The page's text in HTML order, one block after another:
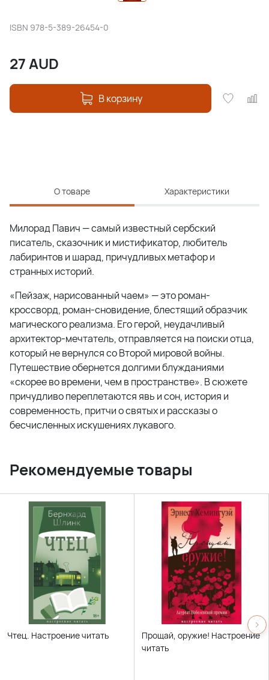
ISBN 978-5-389-26454-0
27AUD
В корзину
О товаре Характеристики
Милорад Павич — самый известный сербский
писатель, сказочник и мистификатор, любитель
лабиринтов и шарад, причудливых метафор и
странных историй.
«Пейзаж, нарисованный чаем» — это роман-
кроссворд, роман-сновидение, блестящий образчик
магического реализма. Его герой, неудачливый
архитектор-мечтатель, отправляется на поиски отца,
который не вернулся со Второй мировой войны.
Путешествие обернется долгими блужданиями
«скорее во времени, чем в пространстве». В сюжете
причудливо переплетаются явь и сон, история и
современность, притчи о святых и рассказы о
бесчисленных искушениях лукавого.
Рекомендуемые товары
Чтец. Настроение читать
Прощай, оружие! Настроение
читать